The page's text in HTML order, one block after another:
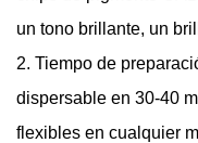
un tono brillante, un
2. Tiempo de
dispersable en 30-40
flexibles en cualquier